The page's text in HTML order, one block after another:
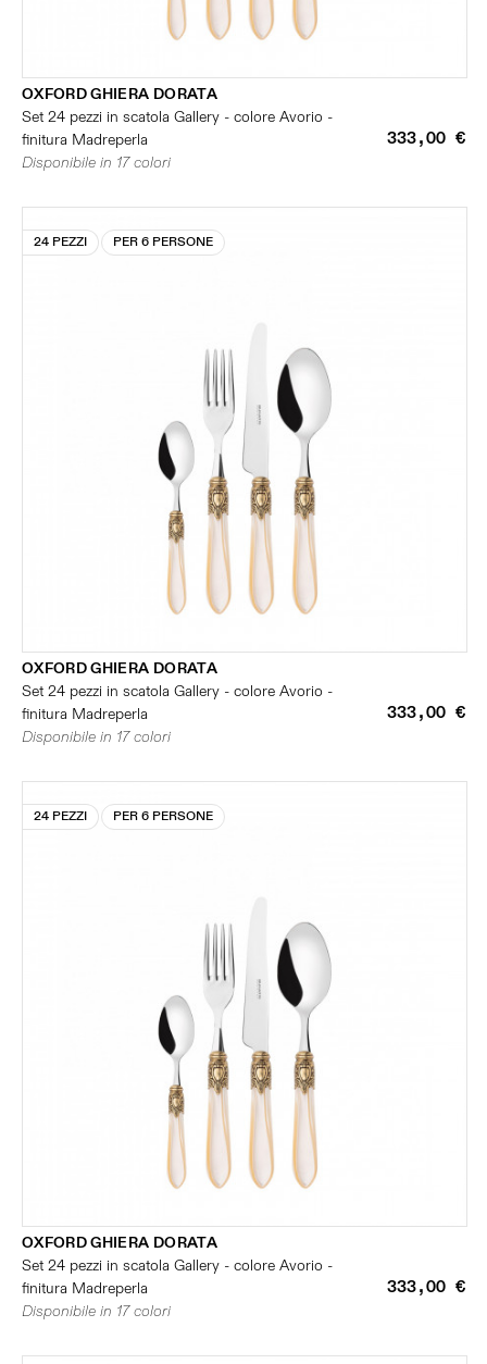
OXFORD GHIERA DORATA
Set 24 pezzi in scatola Gallery - colore Avorio -
finitura Madreperla
333,00 €
Disponibile in 17 colori
24 PEZZI PER 6 PERSONE
OXFORD GHIERA DORATA
Set 24 pezzi in scatola Gallery - colore Avorio -
finitura Madreperla
333,00 €
Disponibile in 17 colori
24 PEZZI PER 6 PERSONE
OXFORD GHIERA DORATA
Set 24 pezzi in scatola Gallery - colore Avorio -
finitura Madreperla
333,00 €
Disponibile in 17 colori